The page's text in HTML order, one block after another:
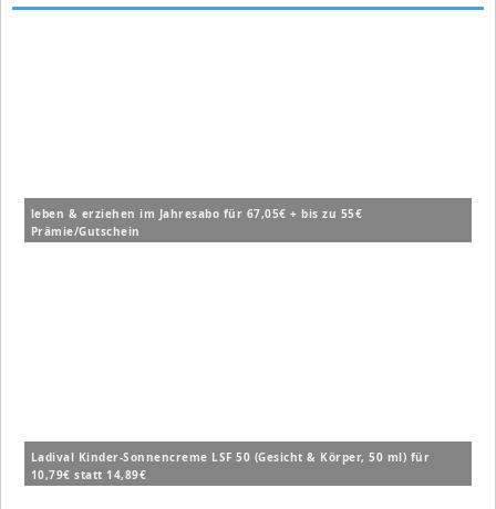
leben & erziehen im Jahresabo für 67,05€ + bis zu 55€
Prämie/Gutschein
Ladival Kinder-Sonnencreme LSF 50 (Gesicht & Körper, 50 ml) für
10,79€ statt 14,89€